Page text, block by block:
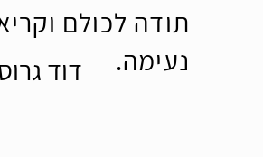
תודה לכולם
נעימה.
דוד